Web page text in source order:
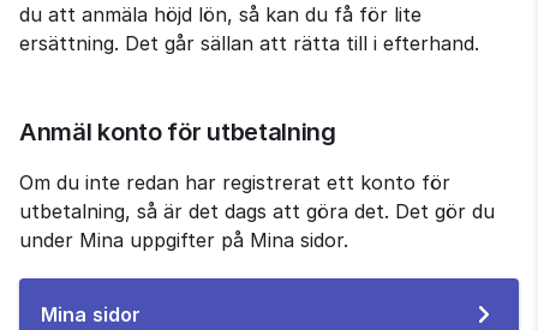
du att anmäla höjd lön, så kan du få för lite
ersättning. Det går sällan att rätta till i efterhand.
Anmäl konto för utbetalning
Om du inte redan har registrerat ett konto för
utbetalning, så är det dags att göra det. Det gör du
under Mina uppgifter på Mina sidor.
Mina sidor